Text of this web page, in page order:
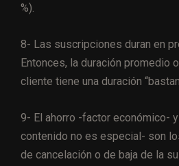
%).
8- Las suscripciones duran en
Entonces, la duración promedio
cliente tiene una duración
9- El ahorro -factor económico-
contenido no es especial- son
de cancelación o de baja de la